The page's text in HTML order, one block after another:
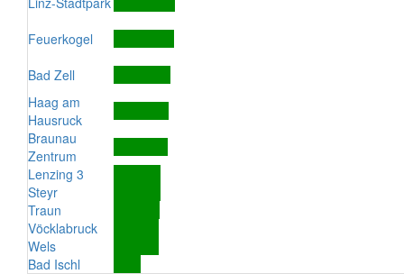
Feuerkogel
Bad Zell
Haag am
Hausruck
Braunau
Zentrum
Lenzing 3
Steyr
Traun
Vöcklabruck
Wels
Bad Ischl